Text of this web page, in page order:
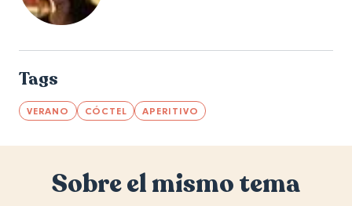
Tags
VERANO CÓCTEL APERITIVO
Sobre el mismo tema